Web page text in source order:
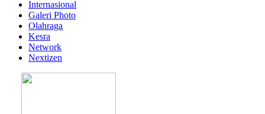
Internasional
Galeri Photo
Olahraga
Kesra
Network
Nextizen